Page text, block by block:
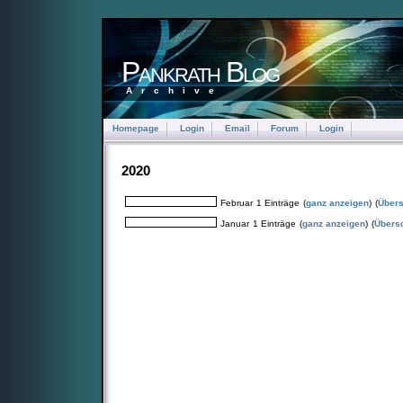
Pankrath Blog
Archive
Homepage Login Email Forum Login
2020
Februar 1 Einträge (ganz anzeigen) (
Januar 1 Einträge (ganz anzeigen) (